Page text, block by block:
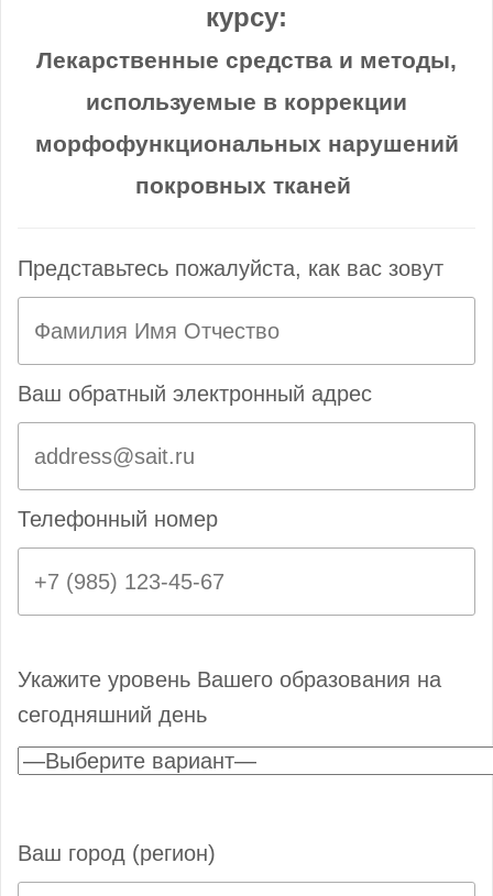
курсу:
Лекарственные средства и методы,
используемые в коррекции
морфофункциональных нарушений
покровных тканей
Представьтесь пожалуйста, как вас зовут
Ваш обратный электронный адрес
Телефонный номер
Укажите уровень Вашего образования на
сегодняшний день
Ваш город (регион)